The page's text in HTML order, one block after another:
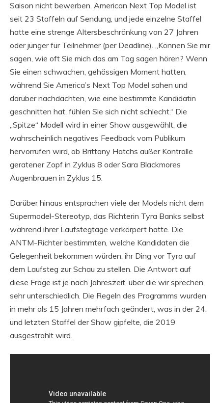
Saison nicht bewerben. American Next Top Model ist
seit 23 Staffeln auf Sendung, und jede einzelne Staffel
hatte eine strenge Altersbeschränkung von 27 Jahren
oder jünger für Teilnehmer (per Deadline). „Können Sie mir
sagen, wie oft Sie mich das am Tag sagen hören? Wenn
Sie einen schwachen, gehässigen Moment hatten,
während Sie America’s Next Top Model sahen und
darüber nachdachten, wie eine bestimmte Kandidatin
geschnitten hat, fühlen Sie sich nicht schlecht.“ Die
„Spitze“ Modell wird in einer Show ausgewählt, die
wahrscheinlich negatives Feedback vom Publikum
hervorrufen wird, ob Brittany Hatchs außer Kontrolle
geratener Zopf in Zyklus 8 oder Sara Blackmores
Augenbrauen in Zyklus 15.
Darüber hinaus entsprachen viele der Models nicht dem
Supermodel-Stereotyp, das Richterin Tyra Banks selbst
während ihrer Laufstegtage verkörpert hatte. Die
ANTM-Richter bestimmten, welche Kandidaten die
Gelegenheit bekommen würden, ihr Ding vor Tyra auf
dem Laufsteg zur Schau zu stellen. Die Antwort auf
diese Frage ist je nach Jahreszeit, über die wir sprechen,
sehr unterschiedlich. Die Regeln des Programms wurden
in mehr als 15 Jahren mehrfach geändert, was in der 24.
und letzten Staffel der Show gipfelte, die 2019
ausgestrahlt wird.